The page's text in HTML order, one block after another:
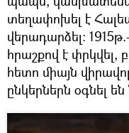
տեղափոխել է
վերադարձել:
հրաշքով է փրկվել,
հետո միայն
ընկերներն օգնել